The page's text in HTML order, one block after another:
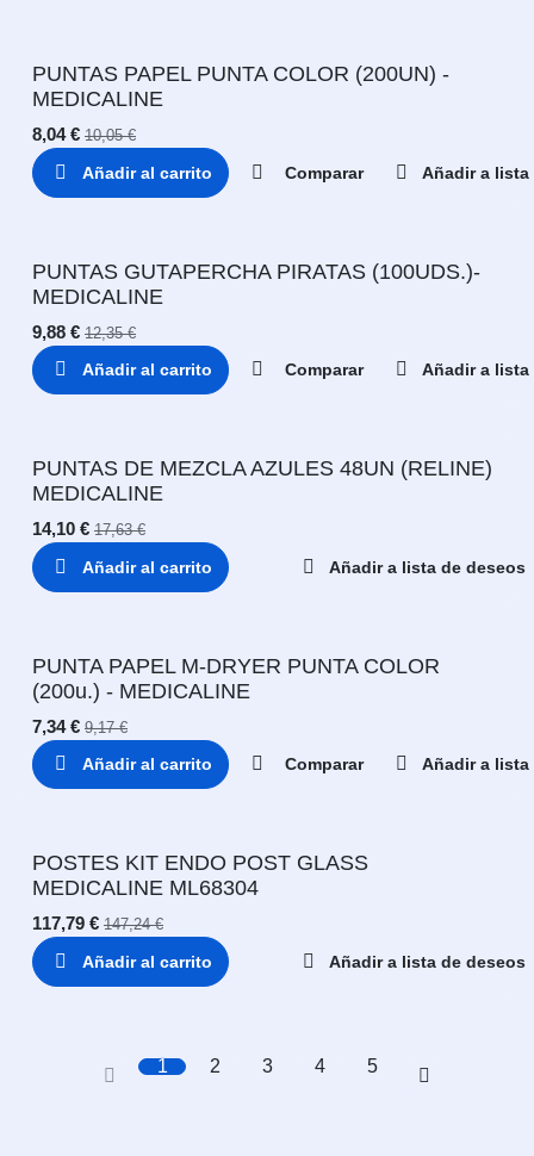
PUNTAS PAPEL PUNTA COLOR (200UN) -
MEDICALINE
8,04€ 10,05€
Añadir al carrito Comparar Añadir a lista
PUNTAS GUTAPERCHA PIRATAS (100UDS.)-
MEDICALINE
9,88 € 12,35€
Añadir al carrito Comparar Añadir a lista
PUNTAS DE MEZCLA AZULES 48UN (RELINE)
MEDICALINE
14,10 € 17,63€
Añadir al carrito Añadir a lista de deseos
PUNTA PAPEL M-DRYER PUNTA COLOR
(200u.) - MEDICALINE
7,34€ 9,17€
Añadir al carrito Comparar Añadir a lista
POSTES KIT ENDO POST GLASS
MEDICALINE ML68304
117,79 € 147,24€
Añadir al carrito Añadir a lista de deseos
1 2 3 4 5